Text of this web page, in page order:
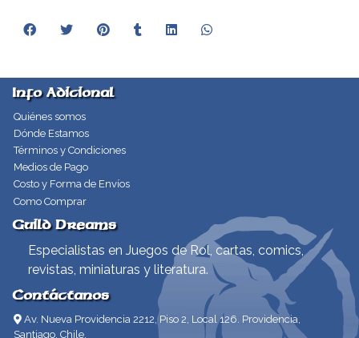
Info Adicional
Quiénes somos
Dónde Estamos
Términos y Condiciones
Medios de Pago
Costo y Forma de Envíos
Como Comprar
Guild Dreams
Especialistas en Juegos de Rol, cartas, comics,
revistas, miniaturas y literatura.
Contáctanos
Av. Nueva Providencia 2212, Piso 2, Local 126. Providencia,
Santiago, Chile.